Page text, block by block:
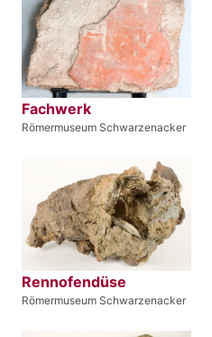
Fachwerk
Römermuseum Schwarzenacker
Rennofendüse
Römermuseum Schwarzenacker